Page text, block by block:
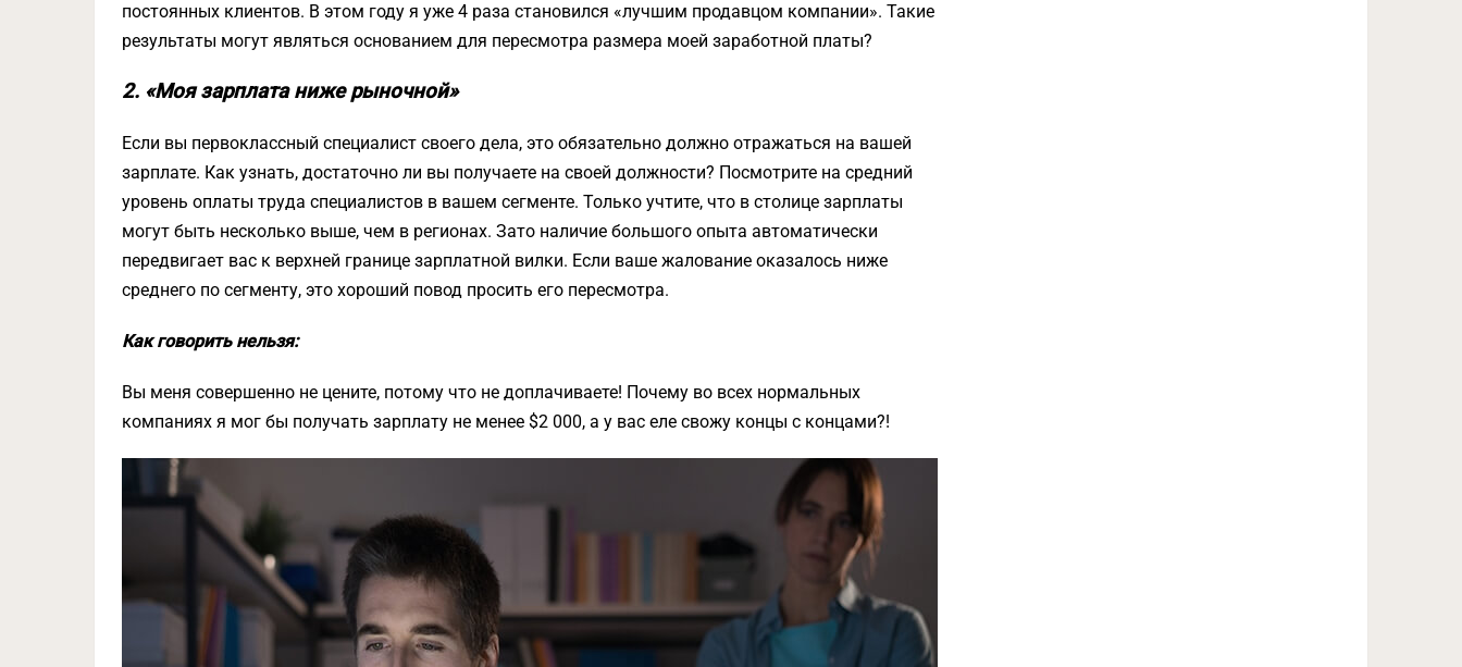
постоянных клиентов. В этом году я уже 4 раза становился «лучшим продавцом компании». Такие
результаты могут являться основанием для пересмотра размера моей заработной платы?
2. «Моя зарплата ниже рыночной»
Если вы первоклассный специалист своего дела, это обязательно должно отражаться на вашей
зарплате. Как узнать, достаточно ли вы получаете на своей должности? Посмотрите на средний
уровень оплаты труда специалистов в вашем сегменте. Только учтите, что в столице зарплаты
могут быть несколько выше, чем в регионах. Зато наличие большого опыта автоматически
передвигает вас к верхней границе зарплатной вилки. Если ваше жалование оказалось ниже
среднего по сегменту, это хороший повод просить его пересмотра.
Как говорить нельзя:
Вы меня совершенно не цените, потому что не доплачиваете! Почему во всех нормальных
компаниях я мог бы получать зарплату не менее $2 000, а у вас еле свожу концы с концами?!